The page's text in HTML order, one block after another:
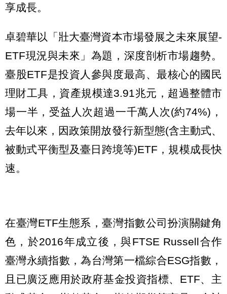
享成長。
卓碧華以「壯大臺灣資本市場發展之未來展望-
ETF現況與未來」為題，深度剖析市場趨勢。
臺股ETF是投資人參與度最高、最核心的國民
理財工具，資產規模達3.91兆元，超過整體市
場一半，受益人次超過一千萬人次(約74%)，
去年以來，因政策開放發行新型態(含主動式、
被動式平衡型及臺日跨境等)ETF，規模成長快
速。
在臺灣ETF生態系，臺灣指數公司扮演關鍵角
色，於2016年成立後，與FTSE Russell合作
臺灣永續指數，為台灣第一檔綜合ESG指數，
且已廣泛應用於政府基金投資指標、ETF、主